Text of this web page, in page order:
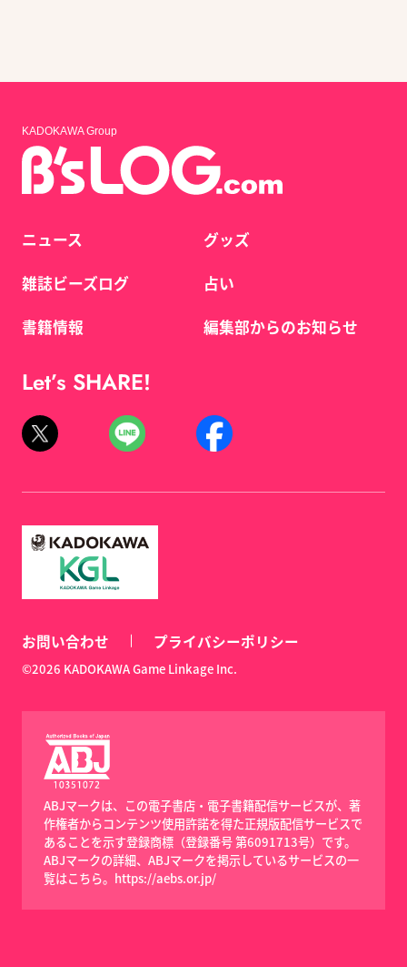
KADOKAWA Group
ニュース
雑誌ビーズログ
書籍情報
グッズ
占い
編集部からのお知らせ
Let’s SHARE!
お問い合わせ プライバシーポリシー
©2026 KADOKAWA Game Linkage Inc.
ABJマークは、この電子書店・電子書籍配信サービスが、著
作権者からコンテンツ使用許諾を得た正規版配信サービスで
あることを示す登録商標（登録番号 第6091713号）です。
ABJマークの詳細、ABJマークを掲示しているサービスの一
覧はこちら。 https://aebs.or.jp/